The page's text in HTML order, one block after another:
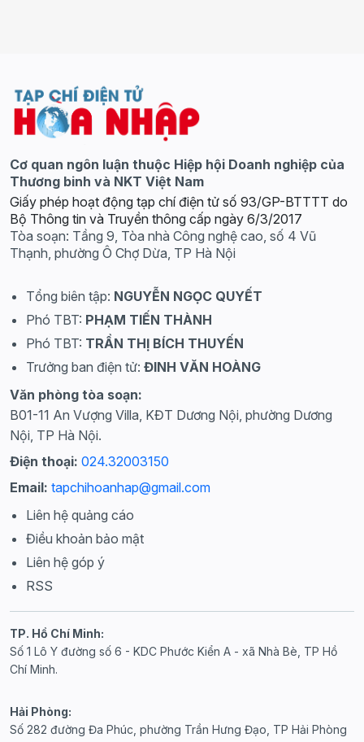
Cơ quan ngôn luận thuộc Hiệp hội Doanh nghiệp của
Thương binh và NKT Việt Nam
Giấy phép hoạt động tạp chí điện tử số 93/GP-BTTTT do
Bộ Thông tin và Truyền thông cấp ngày 6/3/2017
Tòa soạn: Tầng 9, Tòa nhà Công nghệ cao, số 4 Vũ
Thạnh, phường Ô Chợ Dừa, TP Hà Nội
Tổng biên tập: NGUYỄN NGỌC QUYẾT
Phó TBT: PHẠM TIẾN THÀNH
Phó TBT: TRẦN THỊ BÍCH THUYẾN
Trưởng ban điện tử: ĐINH VĂN HOÀNG
Văn phòng tòa soạn:
B01-11 An Vượng Villa, KĐT Dương Nội, phường Dương
Nội, TP Hà Nội.
Điện thoại: 024.32003150
Email: tapchihoanhap@gmail.com
Liên hệ quảng cáo
Điều khoản bảo mật
Liên hệ góp ý
RSS
TP. Hồ Chí Minh:
Số 1 Lô Y đường số 6 - KDC Phước Kiển A - xã Nhà Bè, TP Hồ
Chí Minh.
Hải Phòng:
Số 282 đường Đa Phúc, phường Trần Hưng Đạo, TP Hải Phòng